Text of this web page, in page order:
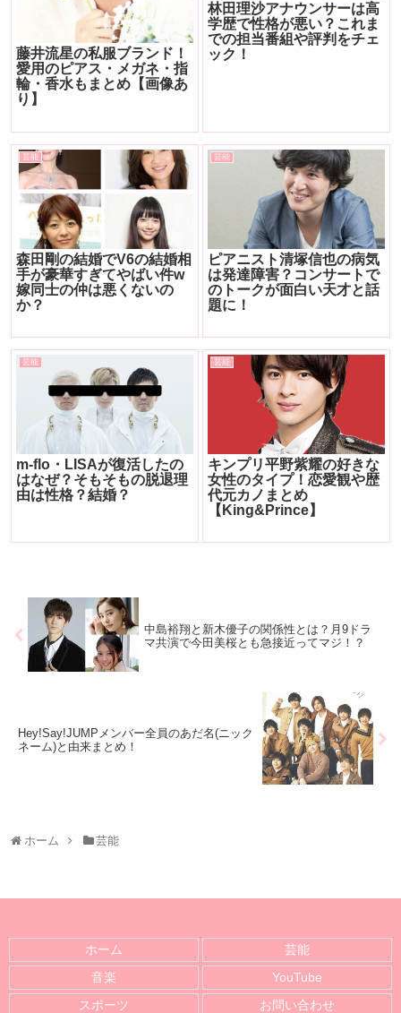
藤井流星の私服ブランド！
愛用のピアス・メガネ・指
輪・香水もまとめ【画像あ
り】
林田理沙アナウンサーは高
学歴で性格が悪い？これま
での担当番組や評判をチェ
ック！
芸能
森田剛の結婚でV6の結婚相
手が豪華すぎてやばい件w
嫁同士の仲は悪くないの
か？
芸能
ピアニスト清塚信也の病気
は発達障害？コンサートで
のトークが面白い天才と話
題に！
芸能
m-flo・LISAが復活したの
はなぜ？そもそもの脱退理
由は性格？結婚？
芸能
キンプリ平野紫耀の好きな
女性のタイプ！恋愛観や歴
代元カノまとめ
【King&Prince】
中島裕翔と新木優子の関係性とは？月9ドラ
マ共演で今田美桜とも急接近ってマジ！？
Hey!Say!JUMPメンバー全員のあだ名(ニック
ネーム)と由来まとめ！
ホーム 芸能
ホーム
芸能
音楽
YouTube
スポーツ
お問い合わせ